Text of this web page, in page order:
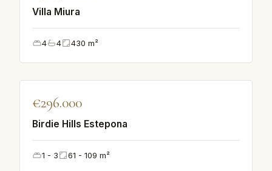
Villa Miura
4 4 430 m²
AUSGEWÄHLT
€296.000
Birdie Hills Estepona
1 - 3 61 - 109 m²